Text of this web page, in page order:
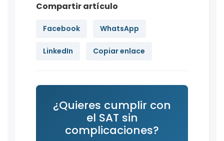
Compartir artículo
Facebook WhatsApp
LinkedIn Copiar enlace
¿Quieres cumplir con
el SAT sin
complicaciones?